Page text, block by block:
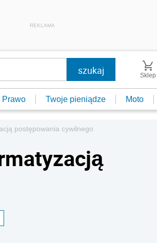
REKLAMA
Sklep
Prawo Twoje pieniądze Moto
postępowania cywilnego